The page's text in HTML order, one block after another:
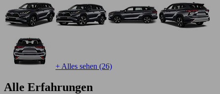
+ Alles sehen (26)
Alle Erfahrungen